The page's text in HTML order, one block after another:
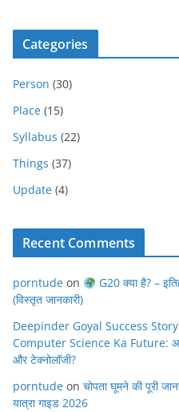
Categories
Person (30)
Place (15)
Syllabus (22)
Things (37)
Update (4)
Recent Comments
porntude on
G20 क्या है? –
(विस्तृत जानकारी)
Deepinder Goyal Success
Computer Science Ka Future: आने
और टेक्नोलॉजी?
porntude on चोपता घूमने की पूरी
यात्रा गाइड 2026